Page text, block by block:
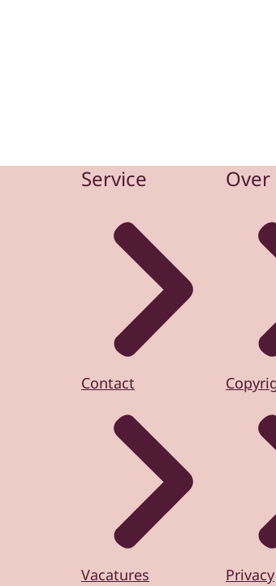
Service
Contact
Vacatures Privacy